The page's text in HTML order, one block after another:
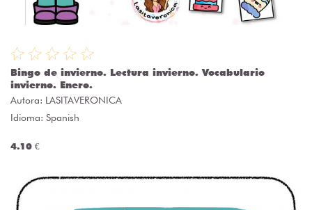
Bingo de invierno. Lectura invierno. Vocabulario
invierno. Enero.
Autora: LASITAVERONICA
Idioma: Spanish
4.10 €